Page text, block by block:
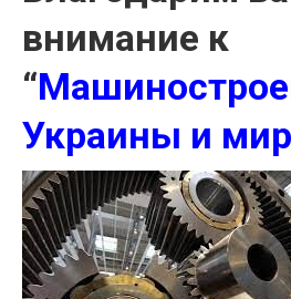
внимание к
“
Украины и